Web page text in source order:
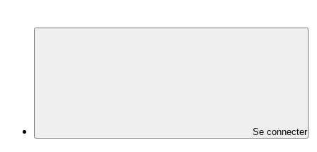
Se connecter